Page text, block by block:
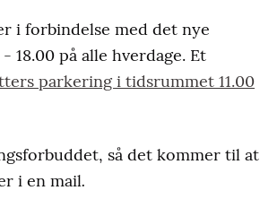
i forbindelse med det nye
på alle hverdage. Et
parkering i tidsrummet 11.00
så det kommer til at
i en mail.